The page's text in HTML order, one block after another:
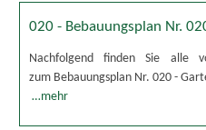
020 - Bebauungsplan Nr.
Nachfolgend finden Sie alle
zum Bebauungsplan Nr. 020 -
…mehr